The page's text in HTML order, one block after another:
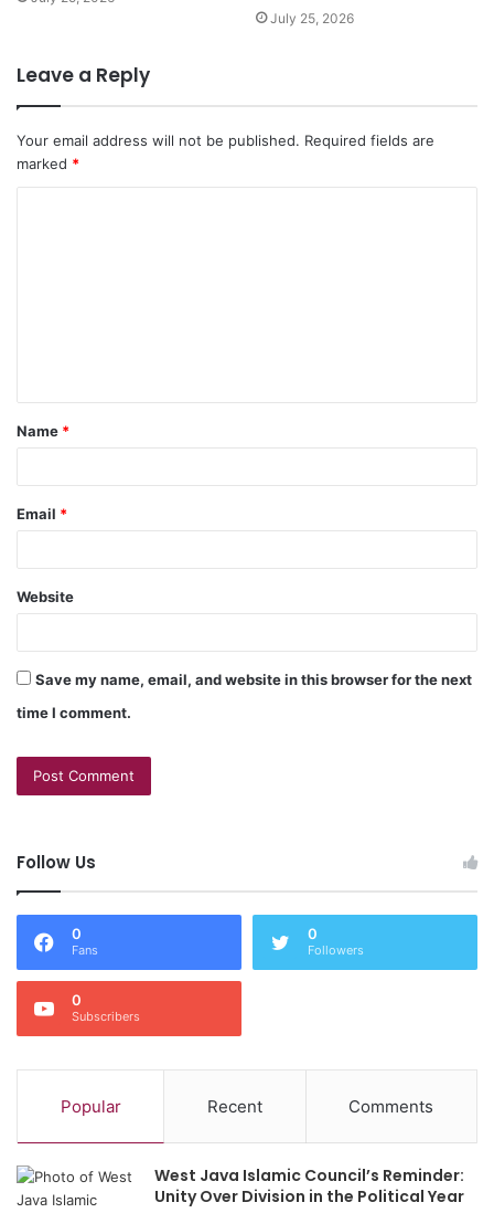
July 25, 2026
Leave a Reply
Your email address will not be published. Required fields are
marked *
Name *
Email *
Website
Save my name, email, and website in this browser for the next
time I comment.
Follow Us
0
Fans
0
Followers
0
Subscribers
Popular Recent Comments
West Java Islamic Council’s Reminder:
Unity Over Division in the Political Year